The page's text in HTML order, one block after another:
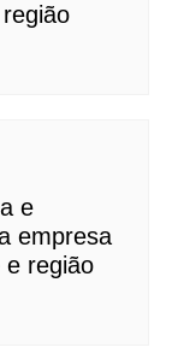
e
empresa
e região